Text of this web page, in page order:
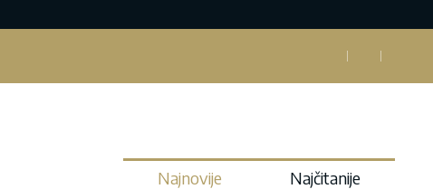
Najnovije Najčitanije